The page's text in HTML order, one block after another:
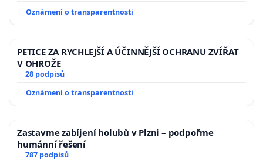
Oznámení o transparentnosti
PETICE ZA RYCHLEJŠÍ A ÚČINNĚJŠÍ OCHRANU ZVÍŘAT
V OHROŽE
28 podpisů
Oznámení o transparentnosti
Zastavme zabíjení holubů v Plzni – podpořme
humánní řešení
787 podpisů